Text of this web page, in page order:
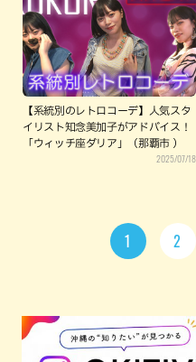
【系統別のレトロコーデ】人気スタ
イリスト知念美加子がアドバイス！
「ウィッチ座ダリア」（那覇市 ）
2025/07/18
1 2